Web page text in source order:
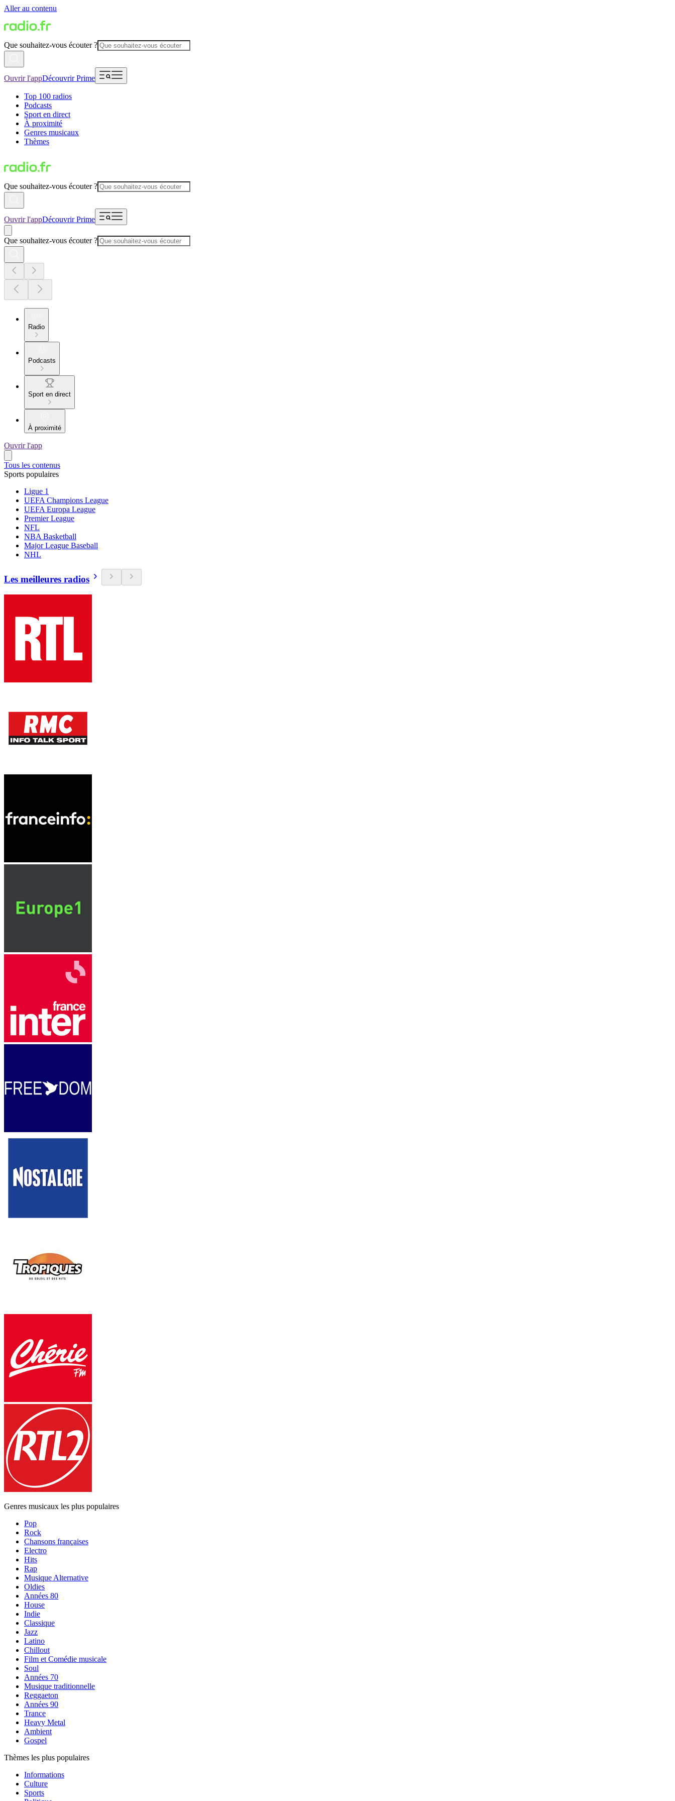
Aller au contenu
Que souhaitez-vous écouter ?
Ouvrir l'appDécouvrir Prime
Top 100 radios
Podcasts
Sport en direct
À proximité
Genres musicaux
Thèmes
Que souhaitez-vous écouter ?
Ouvrir l'appDécouvrir Prime
Que souhaitez-vous écouter ?
Radio
Podcasts
Sport en direct
À proximité
Ouvrir l'app
Tous les contenus
Sports populaires
Ligue 1
UEFA Champions League
UEFA Europa League
Premier League
NFL
NBA Basketball
Major League Baseball
NHL
Les meilleures radios
Genres musicaux les plus populaires
Pop
Rock
Chansons françaises
Electro
Hits
Rap
Musique Alternative
Oldies
Années 80
House
Indie
Classique
Jazz
Latino
Chillout
Film et Comédie musicale
Soul
Années 70
Musique traditionnelle
Reggaeton
Années 90
Trance
Heavy Metal
Ambient
Gospel
Thèmes les plus populaires
Informations
Culture
Sports